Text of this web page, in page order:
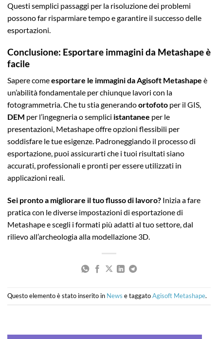
Questi semplici passaggi per la risoluzione dei problemi
possono far risparmiare tempo e garantire il successo delle
esportazioni.
Conclusione: Esportare immagini da Metashape è
facile
Sapere comeesportare le immagini da Agisoft Metashape è
un’abilità fondamentale per chiunque lavori con la
fotogrammetria. Che tu stia generandoortofoto per il GIS,
DEM per l’ingegneria o semplici istantanee per le
presentazioni, Metashape offre opzioni flessibili per
soddisfare le tue esigenze. Padroneggiando il processo di
esportazione, puoi assicurarti che i tuoi risultati siano
accurati, professionali e pronti per essere utilizzati in
applicazioni reali.
Sei pronto a migliorare il tuo flusso di lavoro? Inizia a fare
pratica con le diverse impostazioni di esportazione di
Metashape e scegli i formati più adatti al tuo settore, dal
rilievo all’archeologia alla modellazione 3D.
Questo elemento è stato inserito in News e taggatoAgisoft Metashape.